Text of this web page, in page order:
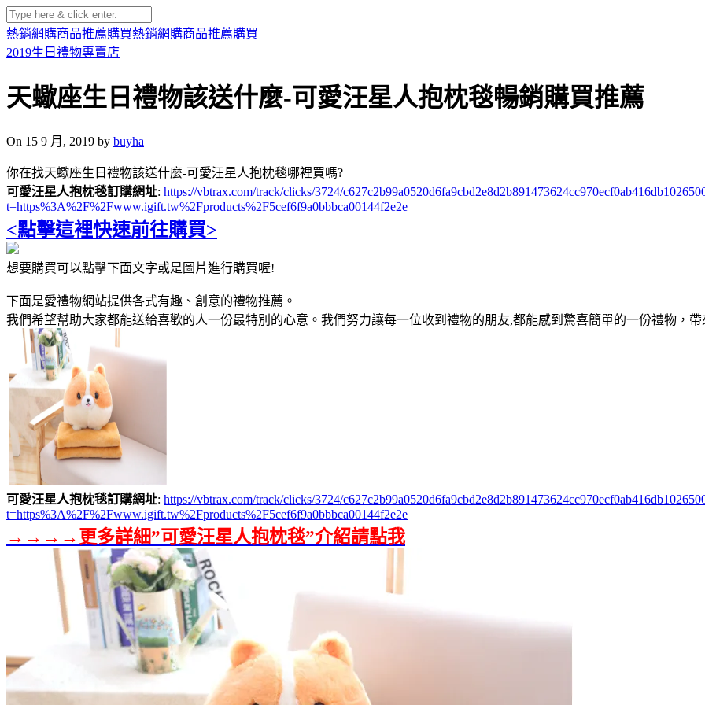
熱銷網購商品推薦購買熱銷網購商品推薦購買
2019生日禮物專賣店
天蠍座生日禮物該送什麼-可愛汪星人抱枕毯暢銷購買推薦
On 15 9 月, 2019 by buyha
你在找天蠍座生日禮物該送什麼-可愛汪星人抱枕毯哪裡買嗎?
可愛汪星人抱枕毯訂購網址: https://vbtrax.com/track/clicks/3724/
t=https%3A%2F%2Fwww.igift.tw%2Fproducts%2F5cef6f9a0bbbca00144f2e2e
<點擊這裡快速前往購買>
想要購買可以點擊下面文字或是圖片進行購買喔!
下面是愛禮物網站提供各式有趣、創意的禮物推薦。
我們希望幫助大家都能送給喜歡的人一份最特別的心意。我們努力讓每一位收到禮物的朋友,都能感到驚喜簡單的一份禮物，
可愛汪星人抱枕毯訂購網址: https://vbtrax.com/track/clicks/3724/
t=https%3A%2F%2Fwww.igift.tw%2Fproducts%2F5cef6f9a0bbbca00144f2e2e
→→→→更多詳細”可愛汪星人抱枕毯”介紹請點我